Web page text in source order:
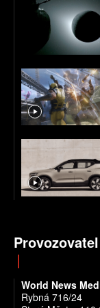
World News
Rybná 716/24